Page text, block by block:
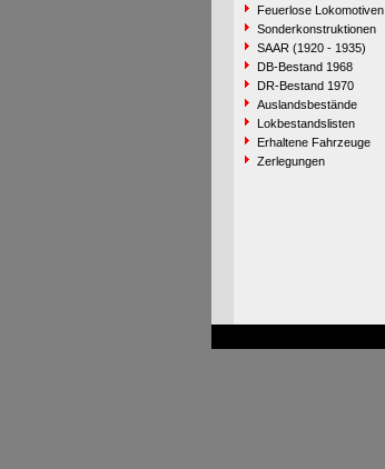
Feuerlose Lokomotiven
Sonderkonstruktionen
SAAR (1920 - 1935)
DB-Bestand 1968
DR-Bestand 1970
Auslandsbestände
Lokbestandslisten
Erhaltene Fahrzeuge
Zerlegungen